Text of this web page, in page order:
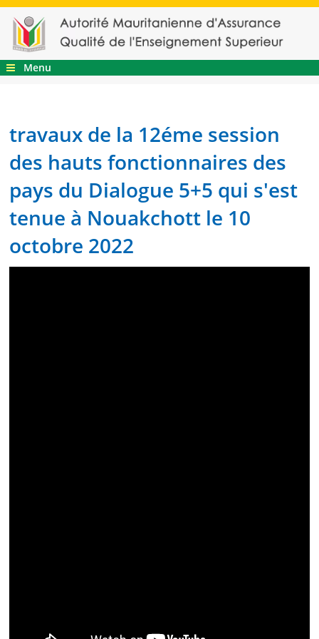
Menu
travaux de la 12éme session
des hauts fonctionnaires des
pays du Dialogue 5+5 qui s'est
tenue à Nouakchott le 10
octobre 2022